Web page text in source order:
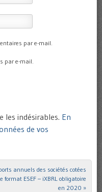
par e-mail.
par e-mail.
les indésirables. En
de vos
annuels des sociétés cotées
format ESEF – iXBRL obligatoire
en 2020 »